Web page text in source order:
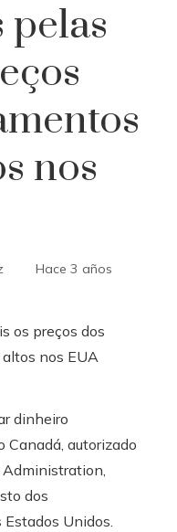
pelas
nos
Hace 3 años
dinheiro
autorizado
Administration,
dos
Unidos.